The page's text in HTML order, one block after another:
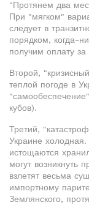
"Протянем два
При "мягком"
следует в
порядком, когда-
получим оплату
Второй,
теплой погоде в
кубов).
Третий,
Украине
истощаются
могут возникнуть
взлетят весьма
импортному
Землянского,